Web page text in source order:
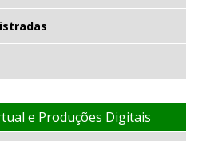
e Produções Digitais